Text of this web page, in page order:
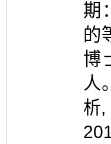
期
的
博
人
析,